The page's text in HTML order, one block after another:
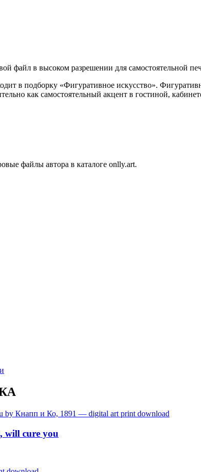
в высоком разрешении для самостоятельной
в подборку «Фигуративное искусство».
как самостоятельный акцент в гостиной,
файлы автора в каталоге onlly.art.
will cure you